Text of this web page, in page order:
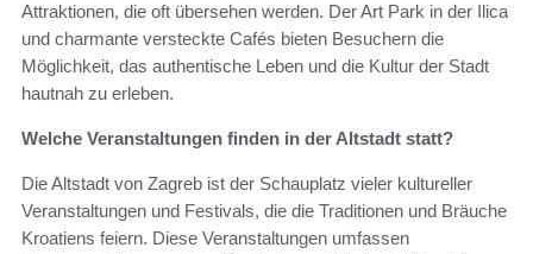
Attraktionen, die oft übersehen werden. Der Art Park in der Ilica
und charmante versteckte Cafés bieten Besuchern die
Möglichkeit, das authentische Leben und die Kultur der Stadt
hautnah zu erleben.
Welche Veranstaltungen finden in der Altstadt statt?
Die Altstadt von Zagreb ist der Schauplatz vieler kultureller
Veranstaltungen und Festivals, die die Traditionen und Bräuche
Kroatiens feiern. Diese Veranstaltungen umfassen